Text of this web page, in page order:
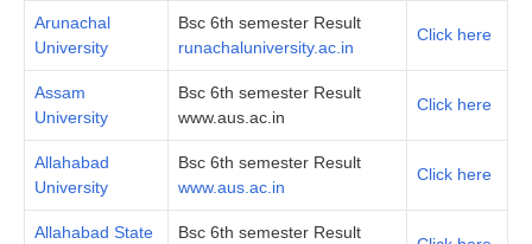
Arunachal
University
Bsc 6th semester Result
runachaluniversity.ac.in
Click here
Assam
University
Bsc 6th semester Result
www.aus.ac.in
Click here
Allahabad
University
Bsc 6th semester Result
www.aus.ac.in
Click here
Allahabad State
Bsc 6th semester Result